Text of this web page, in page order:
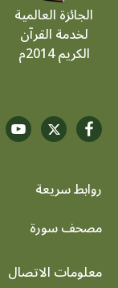
الجائزة العالمية
لخدمة القرآن
الكريم 2014م
روابط سريعة
menu
مصحف سورة
معلومات الاتصال